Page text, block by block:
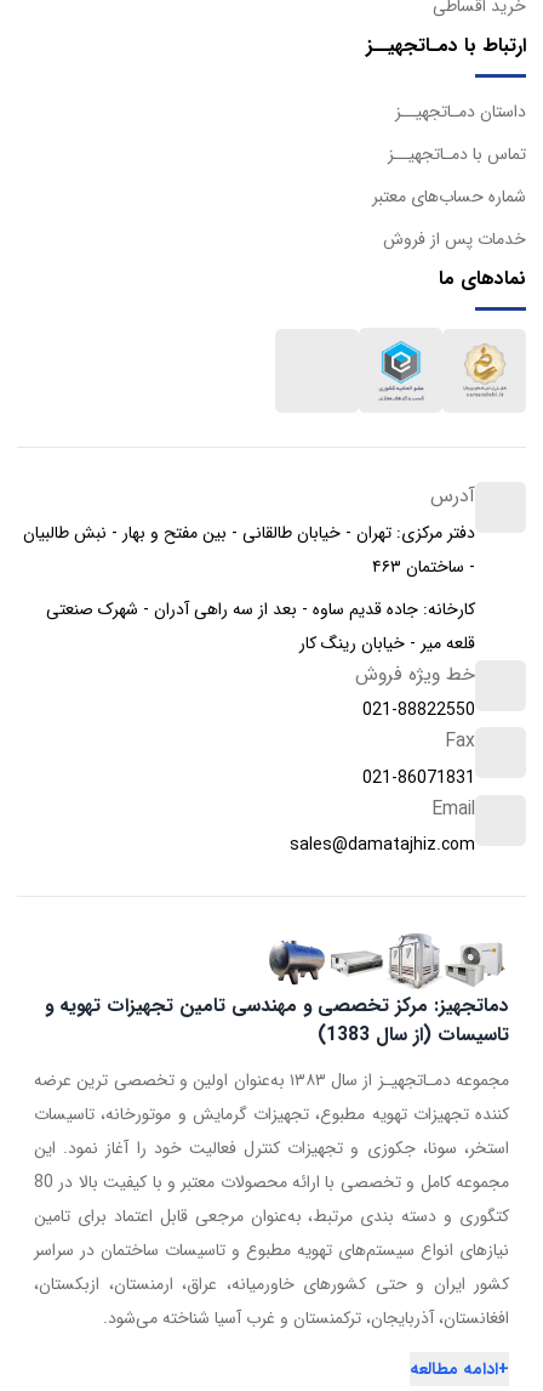
خرید اقساطی
ارتباط با دمـاتجهیــز
داستان دمـاتجهیــز
تماس با دمـاتجهیــز
شماره حساب‌های معتبر
خدمات پس از فروش
نمادهای ما
آدرس
دفتر مرکزی: تهران - خیابان طالقانی - بین مفتح و بهار - نبش طالبیان
- ساختمان ۴۶۳
کارخانه: جاده قدیم ساوه - بعد از سه راهی آدران - شهرک صنعتی
قلعه میر - خیابان رینگ کار
خط ویژه فروش
021-88822550
Fax
021-86071831
Email
sales@damatajhiz.com
دماتجهیز: مرکز تخصصی و مهندسی تامین تجهیزات تهویه و
تاسیسات (از سال 1383)
مجموعه دمـاتجهیـز از سال ۱۳۸۳ به‌عنوان اولین و تخصصی ترین عرضه
کننده تجهیزات تهویه مطبوع، تجهیزات گرمایش و موتورخانه، تاسیسات
استخر، سونا، جکوزی و تجهیزات کنترل فعالیت خود را آغاز نمود. این
مجموعه کامل و تخصصی با ارائه محصولات معتبر و با کیفیت بالا در 80
کتگوری و دسته بندی مرتبط، به‌عنوان مرجعی قابل اعتماد برای تامین
نیازهای انواع سیستم‌های تهویه مطبوع و تاسیسات ساختمان در سراسر
کشور ایران و حتی کشورهای خاورمیانه، عراق، ارمنستان، ازبکستان،
افغانستان، آذربایجان، ترکمنستان و غرب آسیا شناخته می‌شود.
+ادامه مطالعه